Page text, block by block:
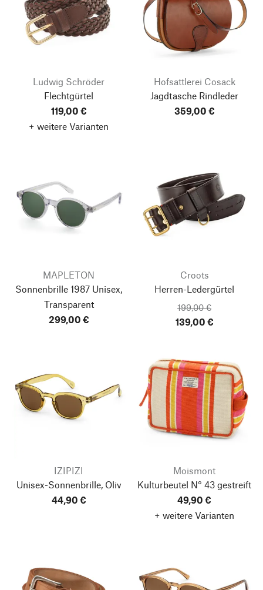
Ludwig Schröder
Flechtgürtel
119,00 €
+ weitere Varianten
Hofsattlerei Cosack
Jagdtasche Rindleder
359,00 €
MAPLETON
Sonnenbrille 1987 Unisex,
Transparent
299,00 €
Croots
Herren-Ledergürtel
199,00 €
139,00 €
IZIPIZI
Unisex-Sonnenbrille, Oliv
44,90 €
Moismont
Kulturbeutel N° 43 gestreift
49,90 €
+ weitere Varianten